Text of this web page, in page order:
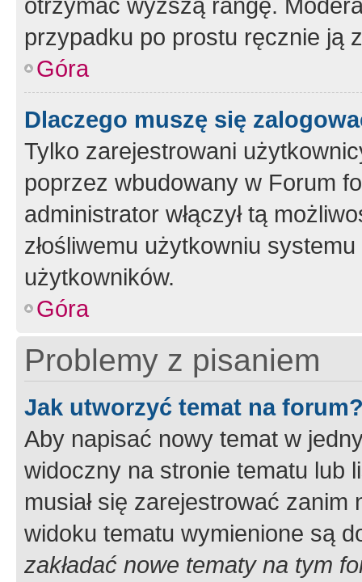
przypadku po prostu ręcznie ją
Góra
Dlaczego muszę się
Tylko zarejestrowani
poprzez wbudowany w Forum
administrator włączył tą
złośliwemu użytkowniu
użytkowników.
Góra
Problemy z pisaniem
Jak utworzyć temat na
Aby napisać nowy temat w
widoczny na stronie tematu lub
musiał się zarejestrować
widoku tematu wymienione są
zakładać nowe tematy na tym